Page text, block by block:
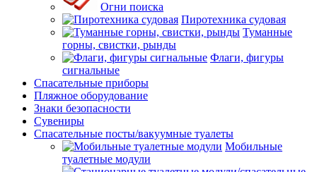
Огни поиска
Пиротехника судовая
Туманные
горны, свистки, рынды
Флаги, фигуры
сигнальные
Спасательные приборы
Пляжное оборудование
Знаки безопасности
Сувениры
Спасательные посты/вакуумные туалеты
Мобильные
туалетные модули